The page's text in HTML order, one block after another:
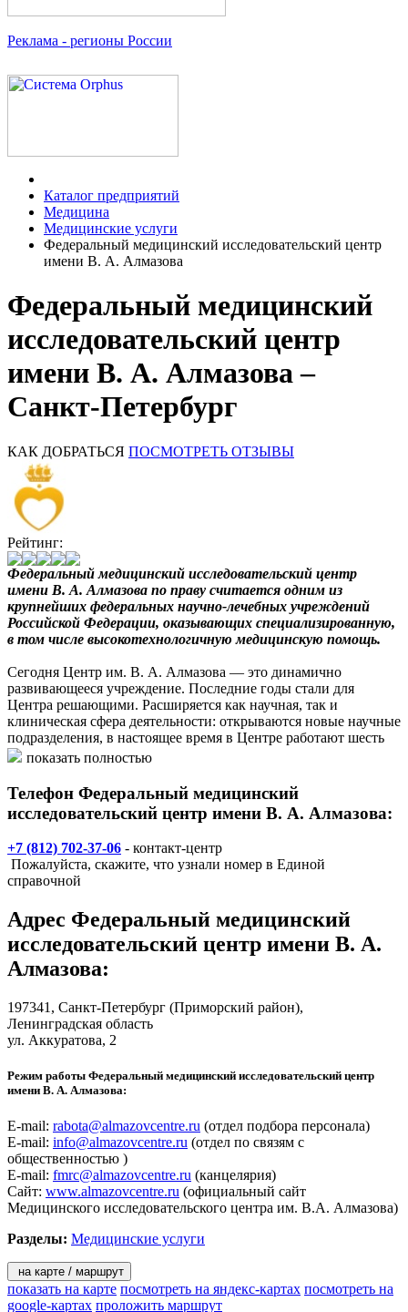
Реклама - регионы России
Каталог предприятий
Медицина
Медицинские услуги
Федеральный медицинский исследовательский центр
имени В. А. Алмазова
Федеральный медицинский
исследовательский центр
имени В. А. Алмазова –
Санкт-Петербург
КАК ДОБРАТЬСЯ ПОСМОТРЕТЬ ОТЗЫВЫ
Рейтинг:
Федеральный медицинский исследовательский центр
имени В. А. Алмазова по праву считается одним из
крупнейших федеральных научно-лечебных учреждений
Российской Федерации, оказывающих специализированную,
в том числе высокотехнологичную медицинскую помощь.
Сегодня Центр им. В. А. Алмазова — это динамично
развивающееся учреждение. Последние годы стали для
Центра решающими. Расширяется как научная, так и
клиническая сфера деятельности: открываются новые научные
подразделения, в настоящее время в Центре работают шесть
научно-исследовательских институтов, в 2010 году введен в
реконструкции, лечебно-реабилитационный комплекс, растет
объем высокотехнологичной помощи.
Федеральный Центр преобразовывается в ведущее
многопрофильное. Стратегия развития Центра предполагает
совершенствование научно-образовательной и инновационно-
обеспечивать полный цикл трансляционных исследований в
медицине. Это позволяет интегрировать Центр в
международное научное сообщество и создавать системы
непрерывной междисциплинарной последипломной
Основные направления работы Центра:
- Проведение фундаментальных и прикладных
- Создание новых технологий профилактики,
диагностики и лечения заболеваний; широкое
практику лечебно-профилактических учреждений.
- Оказание специализированной помощи населению, а
также осуществление высокотехнологичных методов
лечения.
- Подготовка кадров: научных, врачебных и среднего
медицинского персонала по профилю учреждения для
- Организация и проведение научно-практических
конференций.
показать полностью
Телефон Федеральный медицинский
исследовательский центр имени В. А. Алмазова:
+7 (812) 702-37-06 - контакт-центр
Пожалуйста, скажите, что узнали номер в Единой
справочной
Адрес Федеральный медицинский
исследовательский центр имени В. А.
Алмазова:
197341, Санкт-Петербург (Приморский район),
Ленинградская область
ул. Аккуратова, 2
Режим работы Федеральный медицинский исследовательский центр
имени В. А. Алмазова:
E-mail: rabota@almazovcentre.ru (отдел подбора персонала)
E-mail: info@almazovcentre.ru (отдел по связям с
общественностью )
E-mail: fmrc@almazovcentre.ru (канцелярия)
Сайт: www.almazovcentre.ru (официальный сайт
Медицинского исследовательского центра им. В.А. Алмазова)
Разделы: Медицинские услуги
на карте / маршрут
показать на карте посмотреть на яндекс-картах посмотреть на
google-картах проложить маршрут